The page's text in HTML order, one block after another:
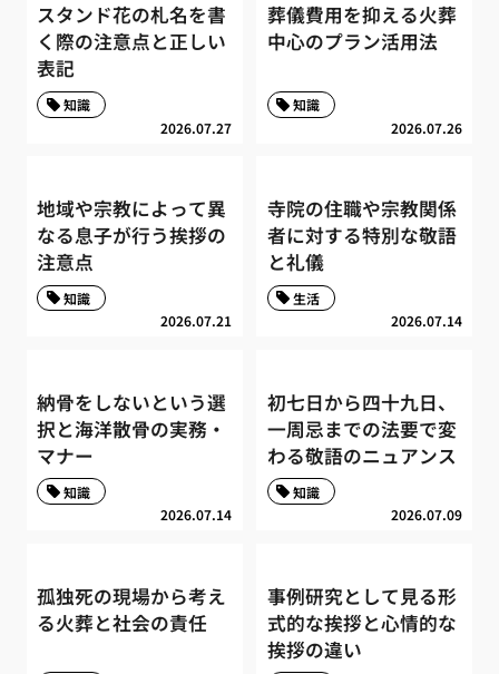
スタンド花の札名を書
く際の注意点と正しい
表記
2026.07.27
知識
葬儀費用を抑える火葬
中心のプラン活用法
2026.07.26
知識
地域や宗教によって異
なる息子が行う挨拶の
注意点
2026.07.21
知識
寺院の住職や宗教関係
者に対する特別な敬語
と礼儀
2026.07.14
生活
納骨をしないという選
択と海洋散骨の実務・
マナー
2026.07.14
知識
初七日から四十九日、
一周忌までの法要で変
わる敬語のニュアンス
2026.07.09
知識
孤独死の現場から考え
る火葬と社会の責任
事例研究として見る形
式的な挨拶と心情的な
挨拶の違い